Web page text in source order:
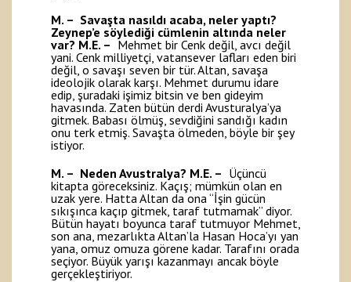
M. – Savaşta nasıldı acaba, neler yaptı?
Zeynep’e söylediği cümlenin altında neler
var? M.E. – Mehmet bir Cenk değil, avcı değil
yani. Cenk milliyetçi, vatansever lafları eden biri
değil, o savaşı seven bir tür. Altan, savaşa
ideolojik olarak karşı. Mehmet durumu idare
edip, şuradaki işimiz bitsin ve ben gideyim
havasında. Zaten bütün derdi Avusturalya’ya
gitmek. Babası ölmüş, sevdiğini sandığı kadın
onu terk etmiş. Savaşta ölmeden, böyle bir şey
istiyor.
M. – Neden Avustralya? M.E. – Üçüncü
kitapta göreceksiniz. Kaçış; mümkün olan en
uzak yere. Hatta Altan da ona “İşin gücün
sıkışınca kaçıp gitmek, taraf tutmamak” diyor.
Bütün hayatı boyunca taraf tutmuyor Mehmet,
son ana, mezarlıkta Altan’la Hasan Hoca’yı yan
yana, omuz omuza görene kadar. Tarafını orada
seçiyor. Büyük yarışı kazanmayı ancak böyle
gerçekleştiriyor.